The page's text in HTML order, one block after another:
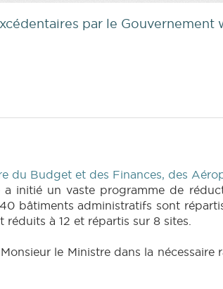
par le Gouvernement
du Budget et des Finances, des
a initié un vaste programme de
bâtiments administratifs sont
à 12 et répartis sur 8 sites.
le Ministre dans la